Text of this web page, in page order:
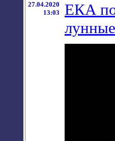
27.04.2020
13:03
ЕКА